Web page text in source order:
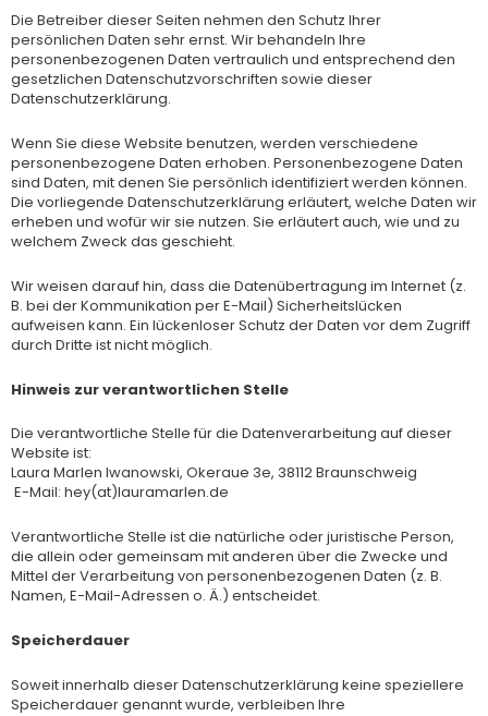
Die Betreiber dieser Seiten nehmen den Schutz Ihrer
persönlichen Daten sehr ernst. Wir behandeln Ihre
personenbezogenen Daten vertraulich und entsprechend den
gesetzlichen Datenschutzvorschriften sowie dieser
Datenschutzerklärung.
Wenn Sie diese Website benutzen, werden verschiedene
personenbezogene Daten erhoben. Personenbezogene Daten
sind Daten, mit denen Sie persönlich identifiziert werden können.
Die vorliegende Datenschutzerklärung erläutert, welche Daten wir
erheben und wofür wir sie nutzen. Sie erläutert auch, wie und zu
welchem Zweck das geschieht.
Wir weisen darauf hin, dass die Datenübertragung im Internet (z.
B. bei der Kommunikation per E-Mail) Sicherheitslücken
aufweisen kann. Ein lückenloser Schutz der Daten vor dem Zugriff
durch Dritte ist nicht möglich.
Hinweis zur verantwortlichen Stelle
Die verantwortliche Stelle für die Datenverarbeitung auf dieser
Website ist:
Laura Marlen Iwanowski, Okeraue 3e, 38112 Braunschweig
E-Mail: hey(at)lauramarlen.de
Verantwortliche Stelle ist die natürliche oder juristische Person,
die allein oder gemeinsam mit anderen über die Zwecke und
Mittel der Verarbeitung von personenbezogenen Daten (z. B.
Namen, E-Mail-Adressen o. Ä.) entscheidet.
Speicherdauer
Soweit innerhalb dieser Datenschutzerklärung keine speziellere
Speicherdauer genannt wurde, verbleiben Ihre